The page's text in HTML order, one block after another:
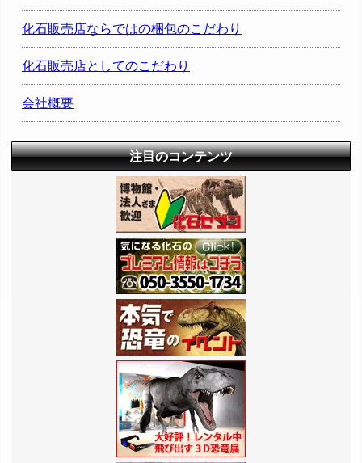
化石販売店ならではの梱包のこだわり
化石販売店としてのこだわり
会社概要
注目のコンテンツ